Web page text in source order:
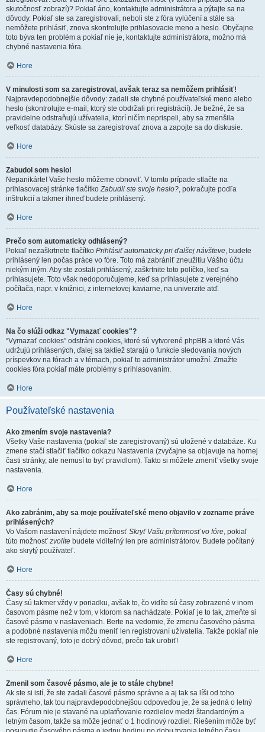
skutočnosť zobrazí)? Pokiaľ áno, kontaktujte administrátora a pýtajte sa na
dôvody. Pokiaľ ste sa zaregistrovali, neboli ste z fóra vylúčení a stále sa
nemôžete prihlásiť, znova skontrolujte prihlasovacie meno a heslo. Obyčajne
toto býva ten problém a pokiaľ nie je, kontaktujte administrátora, možno má
chybné nastavenia fóra.
Hore
V minulosti som sa zaregistroval, avšak teraz sa nemôžem prihlásiť!
Najpravdepodobnejšie dôvody: zadali ste chybné používateľské meno alebo
heslo (skontrolujte e-mail, ktorý ste obdržali pri registrácií). Je bežné, že sa
pravidelne odstraňujú užívatelia, ktorí ničím neprispeli, aby sa zmenšila
veľkosť databázy. Skúste sa zaregistrovať znova a zapojte sa do diskusie.
Hore
Zabudol som heslo!
Nepanikárte! Vaše heslo môžeme obnoviť. V tomto prípade stlačte na
prihlasovacej stránke tlačítkoZabudli ste svoje heslo?, pokračujte podľa
inštrukcií a takmer ihneď budete prihlásený.
Hore
Prečo som automaticky odhlásený?
Pokiaľ nezaškrtnete tlačítko Prihlásiť automaticky pri ďalšej návšteve, budete
prihlásený len počas práce vo fóre. Toto má zabrániť zneužitiu Vášho účtu
niekým iným. Aby ste zostali prihlásený, zaškrtnite toto políčko, keď sa
prihlasujete. Toto však nedoporučujeme, keď sa prihlasujete z verejného
počítača, napr. v knižnici, z internetovej kaviarne, na univerzite atď.
Hore
Na čo slúži odkaz "Vymazať cookies"?
“Vymazať cookies” odstráni cookies, ktoré sú vytvorené phpBB a ktoré Vás
udržujú prihlásených, ďalej sa taktiež starajú o funkcie sledovania nových
príspevkov na fórach a v témach, pokiaľ to administrátor umožní. Zmažte
cookies fóra pokiaľ máte problémy s prihlasovaním.
Hore
Používateľské nastavenia
Ako zmením svoje nastavenia?
Všetky Vaše nastavenia (pokiaľ ste zaregistrovaný) sú uložené v databáze. Ku
zmene stačí stlačiť tlačítko odkazu Nastavenia (zvyčajne sa objavuje na hornej
časti stránky, ale nemusí to byť pravidlom). Takto si môžete zmeniť všetky svoje
nastavenia.
Hore
Ako zabránim, aby sa moje používateľské meno objavilo v zozname práve
prihlásených?
Vo Vašom nastavení nájdete možnosť Skryť Vašu prítomnosť vo fóre, pokiaľ
túto možnosť zvolíte budete viditeľný len pre administrátorov. Budete počítaný
ako skrytý používateľ.
Hore
Časy sú chybné!
Časy sú takmer vždy v poriadku, avšak to, čo vidíte sú časy zobrazené v inom
časovom pásme než v tom, v ktorom sa nachádzate. Pokiaľ je to tak, zmeňte si
časové pásmo v nastaveniach. Berte na vedomie, že zmenu časového pásma
a podobné nastavenia môžu meniť len registrovaní užívatelia. Takže pokiaľ nie
ste registrovaný, toto je dobrý dôvod, prečo tak urobiť!
Hore
Zmenil som časové pásmo, ale je to stále chybne!
Ak ste si istí, že ste zadali časové pásmo správne a aj tak sa líši od toho
správneho, tak tou najpravdepodobnejšou odpoveďou je, že sa jedná o letný
čas. Fórum nie je stavané na uplatňovanie rozdielov medzi štandardným a
letným časom, takže sa môže jednať o 1 hodinový rozdiel. Riešením môže byť